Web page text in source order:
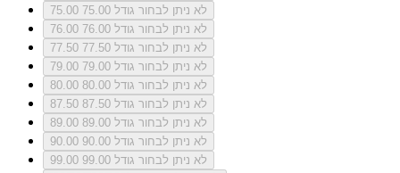
75.00
לא ניתן לבחור גודל 75.00
76.00
לא ניתן לבחור גודל 76.00
77.50
לא ניתן לבחור גודל 77.50
79.00
לא ניתן לבחור גודל 79.00
80.00
לא ניתן לבחור גודל 80.00
87.50
לא ניתן לבחור גודל 87.50
89.00
לא ניתן לבחור גודל 89.00
90.00
לא ניתן לבחור גודל 90.00
99.00
לא ניתן לבחור גודל 99.00